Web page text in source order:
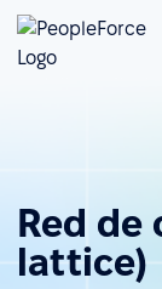
Red de
lattice)